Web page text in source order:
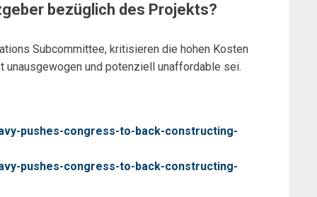
bezüglich des Projekts?
Subcommittee, kritisieren die hohen Kosten
und potenziell unaffordable sei.
pushes-congress-to-back-constructing-
pushes-congress-to-back-constructing-